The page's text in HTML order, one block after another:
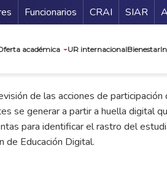
Funcionarios Guía
CRAI SIAR
académica UR internacionalBienestar
de las acciones de
se generar a partir a huella digital
para identificar el rastro del
Educación Digital.